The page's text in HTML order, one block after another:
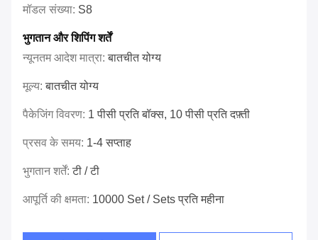
मॉडल संख्या: S8
भुगतान और शिपिंग शर्तें
न्यूनतम आदेश मात्रा:बातचीत योग्य
मूल्य:बातचीत योग्य
पैकेजिंग विवरण: 1 पीसी प्रति बॉक्स, 10 पीसी प्रति दफ़्ती
प्रसव के समय: 1-4 सप्ताह
भुगतान शर्तें:टी / टी
आपूर्ति की क्षमता: 10000 Set / Sets प्रति महीना